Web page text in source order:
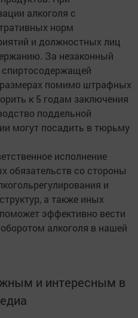
алкоголя с
норм
и должностных лиц
За незаконный
спиртосодержащей
помимо штрафных
к 5 годам заключения
поддельной
могут посадить в тюрьму
исполнение
обязательств со стороны
и
а также иных
эффективно вести
алкоголя в нашей
и интересным в